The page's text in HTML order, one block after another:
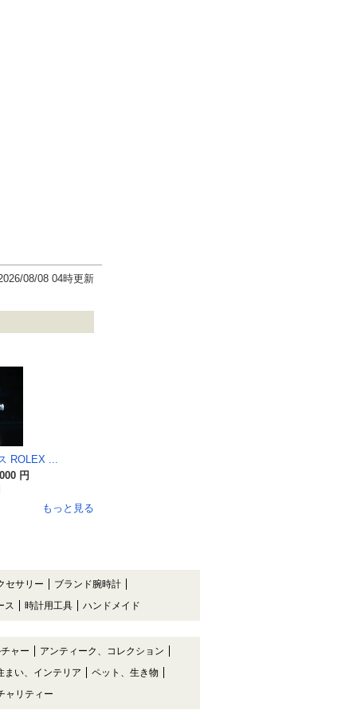
ROLEX ...
円
もっと見る
08/08 04時更新
セサリー
ブランド腕時計
ス 時計用工具 ハンドメイド
ャー
アンティーク、コレクション
まい、インテリア
ペット、生き物
ャリティー